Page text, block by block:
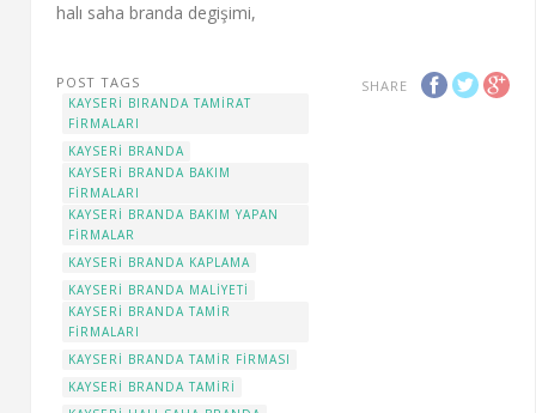
halı saha branda degişimi,
SHARE
POST TAGS
KAYSERİ BIRANDA TAMIRAT
FIRMALARI
KAYSERİ BRANDA
KAYSERİ BRANDA BAKIM
FIRMALARI
KAYSERİ BRANDA BAKIM YAPAN
FIRMALAR
KAYSERİ BRANDA KAPLAMA
KAYSERİ BRANDA MALIYETI
KAYSERİ BRANDA TAMIR
FIRMALARI
KAYSERİ BRANDA TAMIR FIRMASI
KAYSERİ BRANDA TAMIRI